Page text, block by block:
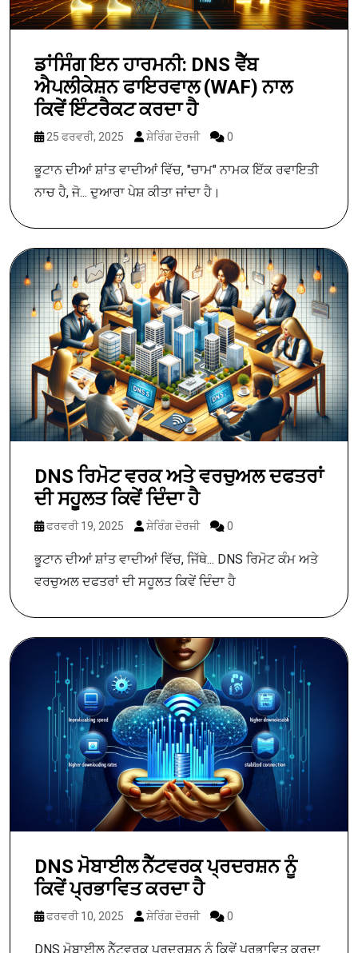
ਡਾਂਸਿੰਗ ਇਨ ਹਾਰਮਨੀ: DNS ਵੈੱਬ
ਐਪਲੀਕੇਸ਼ਨ ਫਾਇਰਵਾਲ (WAF) ਨਾਲ
ਕਿਵੇਂ ਇੰਟਰੈਕਟ ਕਰਦਾ ਹੈ
25 ਫਰਵਰੀ, 2025 ਸ਼ੇਰਿੰਗ ਦੋਰਜੀ 0
ਭੂਟਾਨ ਦੀਆਂ ਸ਼ਾਂਤ ਵਾਦੀਆਂ ਵਿੱਚ, "ਚਾਮ" ਨਾਮਕ ਇੱਕ ਰਵਾਇਤੀ
ਨਾਚ ਹੈ, ਜੋ... ਦੁਆਰਾ ਪੇਸ਼ ਕੀਤਾ ਜਾਂਦਾ ਹੈ।
DNS ਰਿਮੋਟ ਵਰਕ ਅਤੇ ਵਰਚੁਅਲ ਦਫਤਰਾਂ
ਦੀ ਸਹੂਲਤ ਕਿਵੇਂ ਦਿੰਦਾ ਹੈ
ਫਰਵਰੀ 19, 2025 ਸ਼ੇਰਿੰਗ ਦੋਰਜੀ 0
ਭੂਟਾਨ ਦੀਆਂ ਸ਼ਾਂਤ ਵਾਦੀਆਂ ਵਿੱਚ, ਜਿੱਥੇ... DNS ਰਿਮੋਟ ਕੰਮ ਅਤੇ
ਵਰਚੁਅਲ ਦਫਤਰਾਂ ਦੀ ਸਹੂਲਤ ਕਿਵੇਂ ਦਿੰਦਾ ਹੈ
DNS ਮੋਬਾਈਲ ਨੈੱਟਵਰਕ ਪ੍ਰਦਰਸ਼ਨ ਨੂੰ
ਕਿਵੇਂ ਪ੍ਰਭਾਵਿਤ ਕਰਦਾ ਹੈ
ਫਰਵਰੀ 10, 2025 ਸ਼ੇਰਿੰਗ ਦੋਰਜੀ 0
DNS ਮੋਬਾਈਲ ਨੈੱਟਵਰਕ ਪ੍ਰਦਰਸ਼ਨ ਨੂੰ ਕਿਵੇਂ ਪ੍ਰਭਾਵਿਤ ਕਰਦਾ